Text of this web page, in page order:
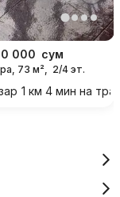
000 сум
73 м², 2/4 эт.
1 км 4 мин на